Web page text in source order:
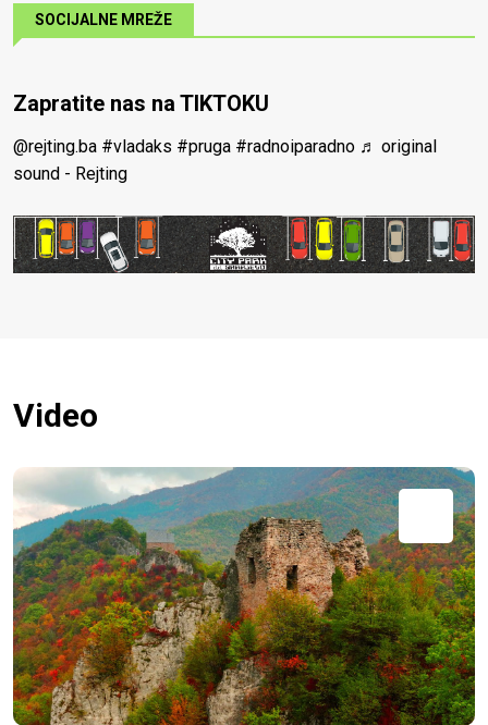
SOCIJALNE MREŽE
Zapratite nas na TIKTOKU
@rejting.ba #vladaks #pruga #radnoiparadno ♬ original
sound - Rejting
Video